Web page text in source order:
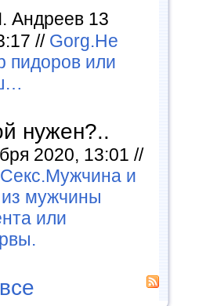
Андреев 13
// Gorg.Не
пидоров или
нужен?..
2020, 13:01 //
и
мужчины
или